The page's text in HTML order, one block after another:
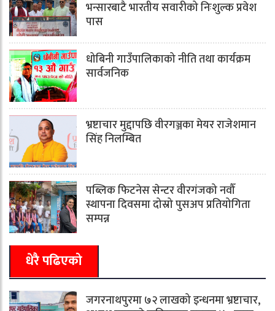
भन्सारबाटै भारतीय सवारीको निःशुल्क प्रवेश
पास
धोबिनी गाउँपालिकाको नीति तथा कार्यक्रम
सार्वजनिक
भ्रष्टाचार मुद्दापछि वीरगञ्जका मेयर राजेशमान
सिंह निलम्बित
पब्लिक फिटनेस सेन्टर वीरगंजको नवौँ
स्थापना दिवसमा दोस्रो पुसअप प्रतियोगिता
सम्पन्न
धेरै पढिएको
जगरनाथपुरमा ७२ लाखको इन्धनमा भ्रष्टाचार,